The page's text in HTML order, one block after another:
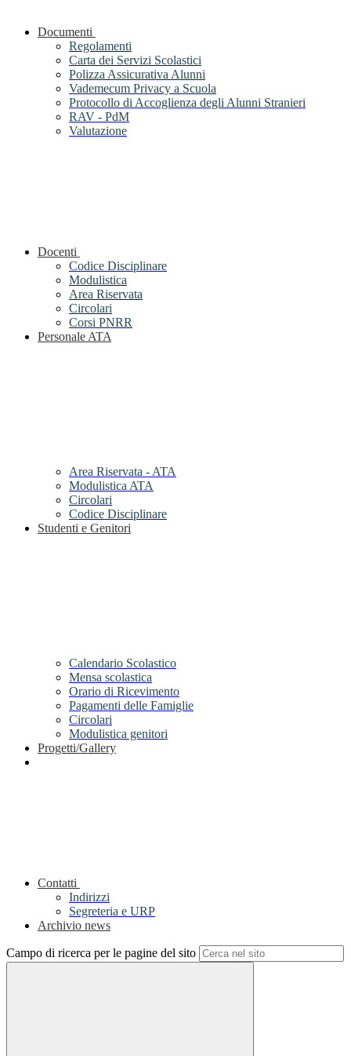
Documenti
Regolamenti
Carta dei Servizi Scolastici
Polizza Assicurativa Alunni
Vademecum Privacy a Scuola
Protocollo di Accoglienza degli Alunni Stranieri
RAV - PdM
Valutazione
Docenti
Codice Disciplinare
Modulistica
Area Riservata
Circolari
Corsi PNRR
Personale ATA
Area Riservata - ATA
Modulistica ATA
Circolari
Codice Disciplinare
Studenti e Genitori
Calendario Scolastico
Mensa scolastica
Orario di Ricevimento
Pagamenti delle Famiglie
Circolari
Modulistica genitori
Progetti/Gallery
Contatti
Indirizzi
Segreteria e URP
Archivio news
Campo di ricerca per le pagine del sito